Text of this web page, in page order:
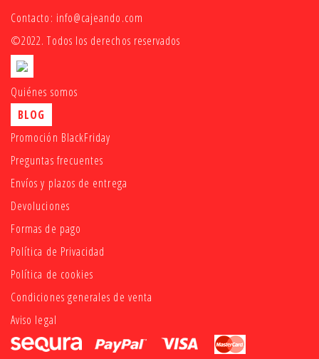
Contacto: info@cajeando.com
©2022. Todos los derechos reservados
Quiénes somos
BLOG
Promoción BlackFriday
Preguntas frecuentes
Envíos y plazos de entrega
Devoluciones
Formas de pago
Política de Privacidad
Política de cookies
Condiciones generales de venta
Aviso legal